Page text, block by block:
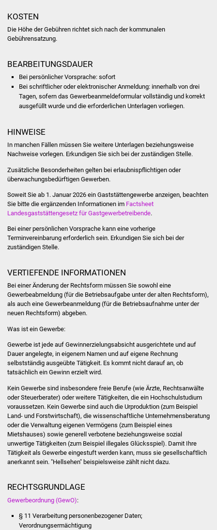
Stadtfest
Hallenbad
Kulturhalle
Vereine und Parteien
Beirat Süßener Vereine
Sportanlagen
Erlebnisregion
Schwäbischer Albtrauf
Industriekultur
Lebenslagen
Senioren
Stadtseniorenrat
Seniorenwohn- und
KOSTEN
Die Höhe der Gebühren richtet sich nach der kommunalen
Gebührensatzung.
BEARBEITUNGSDAUER
Bei persönlicher Vorsprache: sofort
Bei schriftlicher oder elektronischer Anmeldung: innerhalb von drei
Tagen, sofern das Gewerbeanmeldeformular vollständig und korrekt
ausgefüllt wurde und die erforderlichen Unterlagen vorliegen.
HINWEISE
In manchen Fällen müssen Sie weitere Unterlagen beziehungsweise
Nachweise vorlegen. Erkundigen Sie sich bei der zuständigen Stelle.
Zusätzliche Besonderheiten gelten bei erlaubnispflichtigen oder
überwachungsbedürftigen Gewerben.
Soweit Sie ab 1. Januar 2026 ein Gaststättengewerbe anzeigen, beachten
Sie bitte die ergänzenden Informationen im Factsheet
Landesgaststättengesetz für Gastgewerbetreibende.
Bei einer persönlichen Vorsprache kann eine vorherige
Terminvereinbarung erforderlich sein. Erkundigen Sie sich bei der
zuständigen Stelle.
VERTIEFENDE INFORMATIONEN
Bei einer Änderung der Rechtsform müssen Sie sowohl eine
Gewerbeabmeldung (für die Betriebsaufgabe unter der alten Rechtsform),
als auch eine Gewerbeanmeldung (für die Betriebsaufnahme unter der
neuen Rechtsform) abgeben.
Was ist ein Gewerbe:
Gewerbe ist jede auf Gewinnerzielungsabsicht ausgerichtete und auf
Dauer angelegte, in eigenem Namen und auf eigene Rechnung
selbstständig ausgeübte Tätigkeit. Es kommt nicht darauf an, ob
tatsächlich ein Gewinn erzielt wird.
Kein Gewerbe sind insbesondere freie Berufe (wie Ärzte, Rechtsanwälte
oder Steuerberater) oder weitere Tätigkeiten, die ein Hochschulstudium
voraussetzen. Kein Gewerbe sind auch die Urproduktion (zum Beispiel
Land- und Forstwirtschaft), die wissenschaftliche Unternehmensberatung
oder die Verwaltung eigenen Vermögens (zum Beispiel eines
Mietshauses) sowie generell verbotene beziehungsweise sozial
unwertige Tätigkeiten (zum Beispiel illegales Glücksspiel). Damit Ihre
Tätigkeit als Gewerbe eingestuft werden kann, muss sie gesellschaftlich
anerkannt sein. "Hellsehen" beispielsweise zählt nicht dazu.
RECHTSGRUNDLAGE
Gewerbeordnung (GewO):
§ 11 Verarbeitung personenbezogener Daten;
Verordnungsermächtigung